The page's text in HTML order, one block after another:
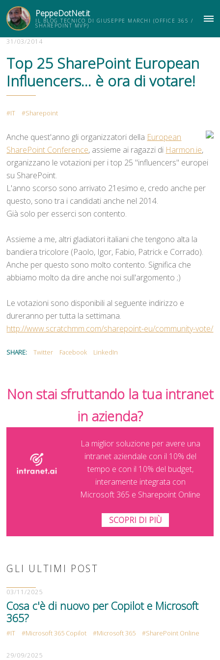
PeppeDotNet.it
IL BLOG TECNICO DI GIUSEPPE MARCHI (OFFICE 365 /
SHAREPOINT MVP)
31/03/2014
Top 25 SharePoint European
Influencers... è ora di votare!
IT Sharepoint
Anche quest'anno gli organizzatori della European
SharePoint Conference, assieme ai ragazzi di Harmon.ie,
organizzano le votazioni per i top 25 "influencers" europei
su SharePoint.
L'anno scorso sono arrivato 21esimo e, credo anche per
questo, sono tra i candidati anche nel 2014.
Già solo per esserci son contento.
Assieme a me, altri gladiatori italiani che tengono alta la
bandiera tricolore (Paolo, Igor, Fabio, Patrick e Corrado).
Anche per questo sono molto contento. Significa che
abbiamo molto da dire anche noi sull'argomento ;)
Le votazioni sono disponibili al seguente indirizzo e
dureranno per tutta la settimana.
http://www.scratchmm.com/sharepoint-eu/community-vote/
SHARE: Twitter Facebook LinkedIn
Non stai sfruttando la tua intranet
in azienda?
La miglior soluzione per avere una
intranet aziendale con il 10% del
tempo e con il 10% del budget,
interamente integrata con
Microsoft 365 e Sharepoint Online
SCOPRI DI PIÙ
GLI ULTIMI POST
03/11/2025
Cosa c'è di nuovo per Copilot e Microsoft
365?
IT Microsoft 365 Copilot Microsoft 365 SharePoint Online
29/09/2025